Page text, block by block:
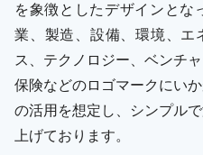
を象徴としたデザインと
業、製造、設備、環境、
ス、テクノロジー、ベンチ
保険などのロゴマークにい
の活用を想定し、シンプル
上げております。